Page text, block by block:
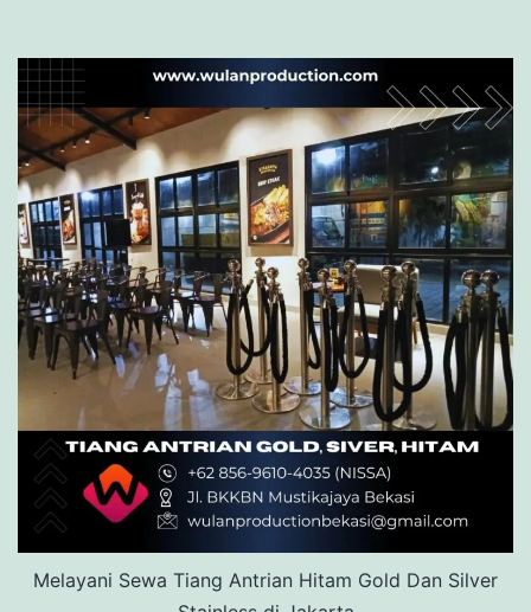
Melayani Sewa Tiang Antrian Hitam Gold Dan Silver